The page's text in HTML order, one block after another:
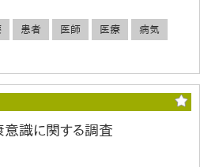
患者 医師 医療 病気
識に関する調査